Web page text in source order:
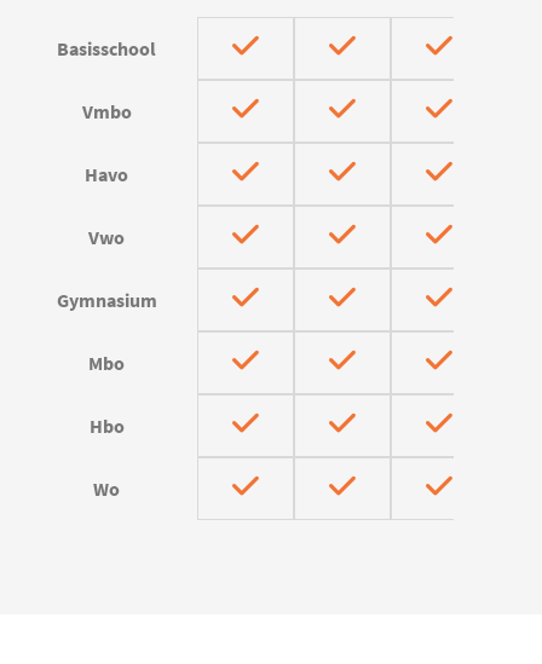
Basisschool
Vmbo
Havo
Vwo
Gymnasium
Mbo
Hbo
Wo